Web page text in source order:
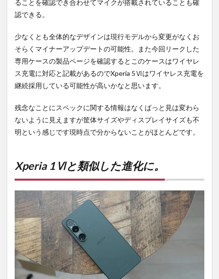
ることを確認でき合わせてマイクが搭載されていることも確
認できる。
少なくとも全体的なデザインは現行モデルから変更がなくお
そらくマイナーアップデートの可能性。また今回リークした
専用ケースの製品ページを確認するとこのケースはワイヤレ
ス充電に対応と記載があるのでXperia 5Ⅵはワイヤレス充電を
継続採用している可能性が高いかなと思います。
残念なことにスペックに関する情報はなくぱっと見は変わら
ないように見えますが筐体サイズやディスプレイサイズも不
明という感じです現時点で分からないことがほとんどです。
Xperia 1Ⅵと類似した進化に。